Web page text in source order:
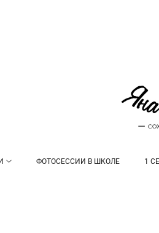
ФОТОСЕССИИ В ШКОЛЕ 1